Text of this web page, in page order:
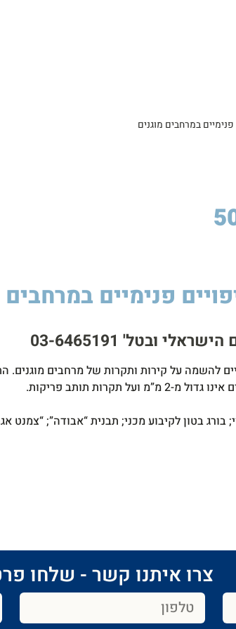
פנימיים במרחבים
ובטל' 03-6465191​
להשמה על קירות ותקרות של מרחבים
תותב פריקות.
בטון לקיבוע מכני; תבנית “אבודה”; “צמנט
צרו איתנו קשר - שלחו